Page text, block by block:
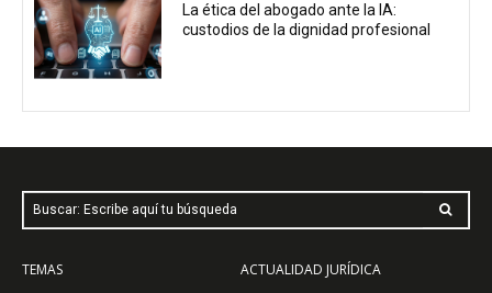
La ética del abogado ante la IA:
custodios de la dignidad profesional
Buscar: Escribe aquí tu búsqueda
TEMAS
ACTUALIDAD JURÍDICA